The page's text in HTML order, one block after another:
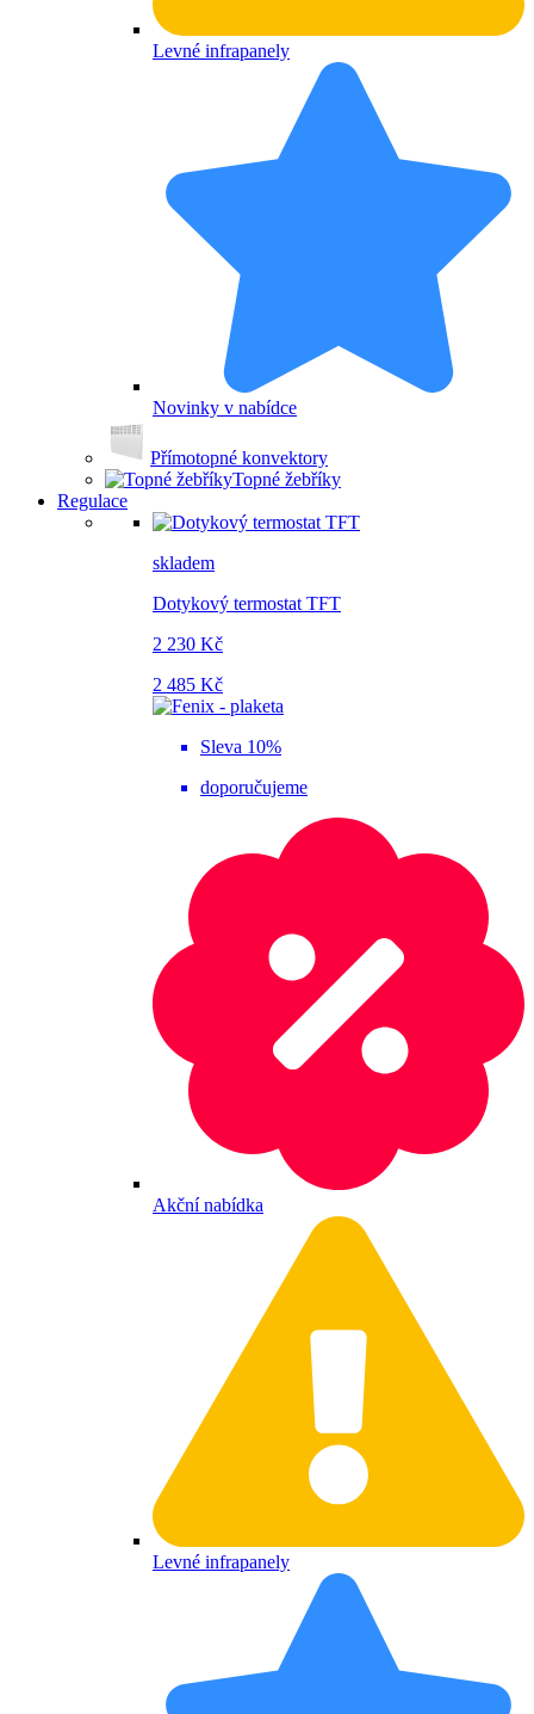
Levné infrapanely
Novinky v nabídce
Přímotopné konvektory
Topné žebříky
Regulace
skladem
Dotykový termostat TFT
2 230 Kč
2 485 Kč
Sleva 10%
doporučujeme
Akční nabídka
Levné infrapanely